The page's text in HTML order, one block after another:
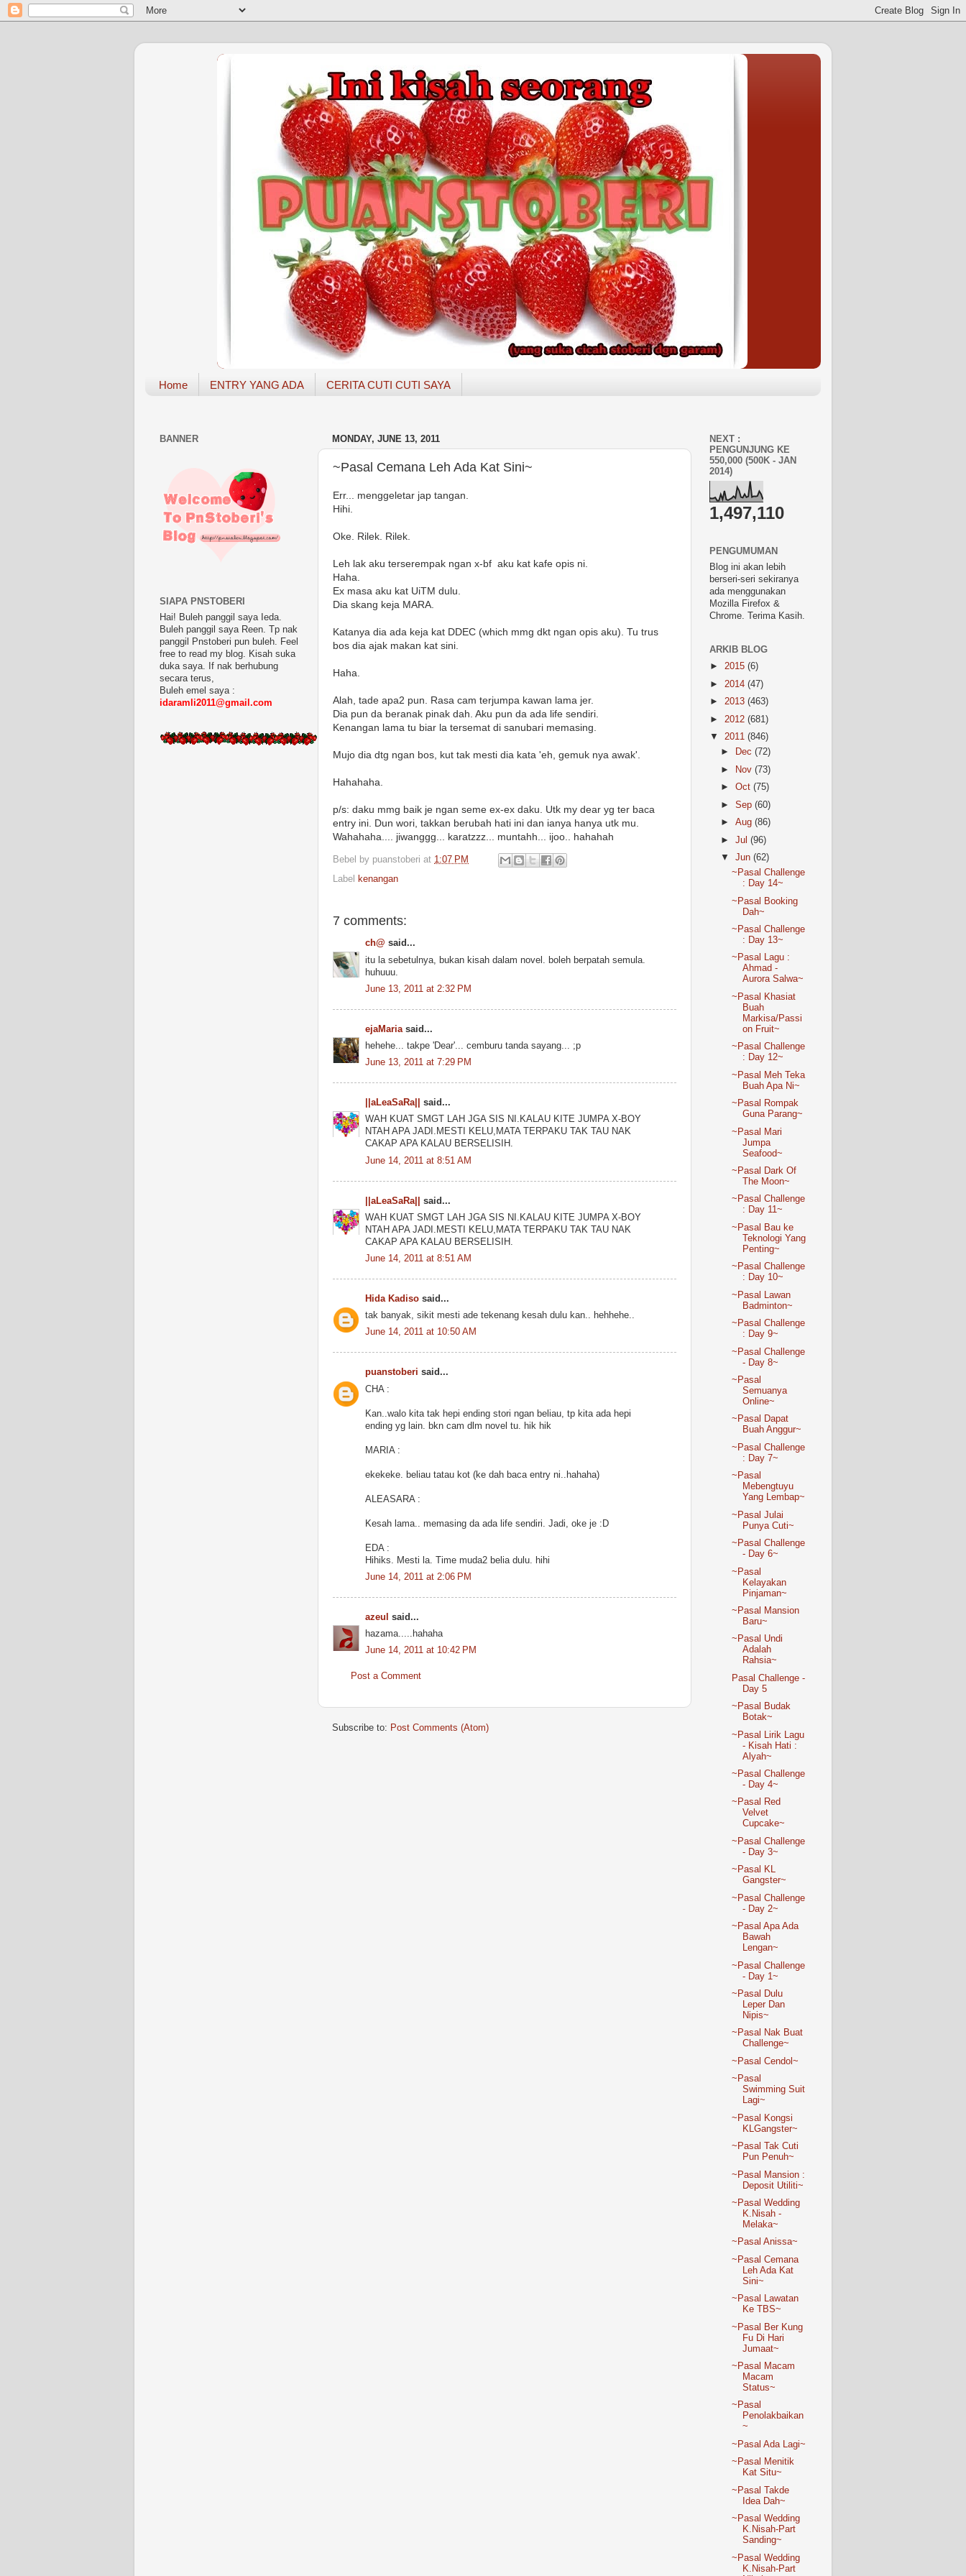
Home ENTRY YANG ADA CERITA CUTI CUTI SAYA
MONDAY, JUNE 13, 2011
~Pasal Cemana Leh Ada Kat Sini~
Err... menggeletar jap tangan.
Hihi.
Oke. Rilek. Rilek.
Leh lak aku terserempak ngan x-bf aku kat kafe opis ni.
Haha.
Ex masa aku kat UiTM dulu.
Dia skang keja MARA.
Katanya dia ada keja kat DDEC (which mmg dkt ngan opis aku). Tu trus
bos dia ajak makan kat sini.
Haha.
Alah, tade apa2 pun. Rasa cam terjumpa kawan lama jer.
Dia pun da beranak pinak dah. Aku pun da ada life sendiri.
Kenangan lama tu biar la tersemat di sanubari memasing.
Mujo dia dtg ngan bos, kut tak mesti dia kata 'eh, gemuk nya awak'.
Hahahaha.
p/s: daku mmg baik je ngan seme ex-ex daku. Utk my dear yg ter baca
entry ini. Dun wori, takkan berubah hati ini dan ianya hanya utk mu.
Wahahaha.... jiwanggg... karatzzz... muntahh... ijoo.. hahahah
Bebel by puanstoberi at 1:07 PM
Label
kenangan
7 comments:
ch@ said...
itu la sebetulnya, bukan kisah dalam novel. boleh berpatah semula.
huhuuu.
June 13, 2011 at 2:32 PM
ejaMaria said...
hehehe... takpe 'Dear'... cemburu tanda sayang... ;p
June 13, 2011 at 7:29 PM
||aLeaSaRa||
said...
WAH KUAT SMGT LAH JGA SIS NI.KALAU KITE JUMPA X-BOY
NTAH APA JADI.MESTI KELU,MATA TERPAKU TAK TAU NAK
CAKAP APA KALAU BERSELISIH.
June 14, 2011 at 8:51 AM
||aLeaSaRa||
said...
WAH KUAT SMGT LAH JGA SIS NI.KALAU KITE JUMPA X-BOY
NTAH APA JADI.MESTI KELU,MATA TERPAKU TAK TAU NAK
CAKAP APA KALAU BERSELISIH.
June 14, 2011 at 8:51 AM
Hida Kadiso said...
tak banyak, sikit mesti ade tekenang kesah dulu kan.. hehhehe..
June 14, 2011 at 10:50 AM
puanstoberi said...
CHA :
Kan..walo kita tak hepi ending stori ngan beliau, tp kita ada hepi
ending yg lain. bkn cam dlm novel tu. hik hik
MARIA :
ekekeke. beliau tatau kot (ke dah baca entry ni..hahaha)
ALEASARA :
Kesah lama.. memasing da ada life sendiri. Jadi, oke je :D
EDA :
Hihiks. Mesti la. Time muda2 belia dulu. hihi
June 14, 2011 at 2:06 PM
azeul
said...
hazama.....hahaha
June 14, 2011 at 10:42 PM
Post a Comment
Subscribe to: Post Comments (Atom)
BANNER
SIAPA PNSTOBERI
Hai! Buleh panggil saya Ieda.
Buleh panggil saya Reen. Tp nak
panggil Pnstoberi pun buleh. Feel
free to read my blog. Kisah suka
duka saya. If nak berhubung
secara terus,
Buleh emel saya :
idaramli2011@gmail.com
NEXT :
PENGUNJUNG KE
550,000 (500K - JAN
2014)
1,497,110
PENGUMUMAN
Blog ini akan lebih
berseri-seri sekiranya
ada menggunakan
Mozilla Firefox &
Chrome. Terima Kasih.
ARKIB BLOG
► 2015 (6)
► 2014 (47)
► 2013 (463)
► 2012 (681)
▼ 2011 (846)
►
Dec(72)
►
Nov(73)
►Oct(75)
►Sep(60)
►Aug(86)
►Jul(96)
▼Jun(62)
~Pasal Challenge
: Day 14~
~Pasal Booking
Dah~
~Pasal Challenge
: Day 13~
~Pasal Lagu :
Ahmad -
Aurora Salwa~
~Pasal Khasiat
Buah
Markisa/Passi
on Fruit~
~Pasal Challenge
: Day 12~
~Pasal Meh Teka
Buah Apa Ni~
~Pasal Rompak
Guna Parang~
~Pasal Mari
Jumpa
Seafood~
~Pasal Dark Of
The Moon~
~Pasal Challenge
: Day 11~
~Pasal Bau ke
Teknologi Yang
Penting~
~Pasal Challenge
: Day 10~
~Pasal Lawan
Badminton~
~Pasal Challenge
: Day 9~
~Pasal Challenge
- Day 8~
~Pasal
Semuanya
Online~
~Pasal Dapat
Buah Anggur~
~Pasal Challenge
: Day 7~
~Pasal
Mebengtuyu
Yang Lembap~
~Pasal Julai
Punya Cuti~
~Pasal Challenge
- Day 6~
~Pasal
Kelayakan
Pinjaman~
~Pasal Mansion
Baru~
~Pasal Undi
Adalah
Rahsia~
Pasal Challenge -
Day 5
~Pasal Budak
Botak~
~Pasal Lirik Lagu
- Kisah Hati :
Alyah~
~Pasal Challenge
- Day 4~
~Pasal Red
Velvet
Cupcake~
~Pasal Challenge
- Day 3~
~Pasal KL
Gangster~
~Pasal Challenge
- Day 2~
~Pasal Apa Ada
Bawah
Lengan~
~Pasal Challenge
- Day 1~
~Pasal Dulu
Leper Dan
Nipis~
~Pasal Nak Buat
Challenge~
~Pasal Cendol~
~Pasal
Swimming Suit
Lagi~
~Pasal Kongsi
KLGangster~
~Pasal Tak Cuti
Pun Penuh~
~Pasal Mansion :
Deposit Utiliti~
~Pasal Wedding
K.Nisah -
Melaka~
~Pasal Anissa~
~Pasal Cemana
Leh Ada Kat
Sini~
~Pasal Lawatan
Ke TBS~
~Pasal Ber Kung
Fu Di Hari
Jumaat~
~Pasal Macam
Macam
Status~
~Pasal
Penolakbaikan
~
~Pasal Ada Lagi~
~Pasal Menitik
Kat Situ~
~Pasal Takde
Idea Dah~
~Pasal Wedding
K.Nisah-Part
Sanding~
~Pasal Wedding
K.Nisah-Part